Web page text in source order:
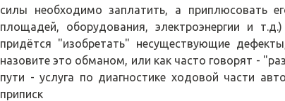
силы необходимо заплатить, а приплюсовать
площадей, оборудования, электроэнергии и
придётся "изобретать" несуществующие
назовите это обманом, или как часто говорят -
пути - услуга по диагностике ходовой части
приписк